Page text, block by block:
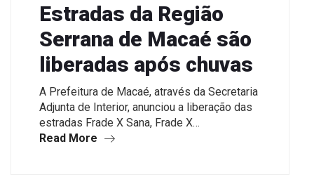
Estradas da Região
Serrana de Macaé são
liberadas após chuvas
A Prefeitura de Macaé, através da Secretaria
Adjunta de Interior, anunciou a liberação das
estradas Frade X Sana, Frade X…
Read More